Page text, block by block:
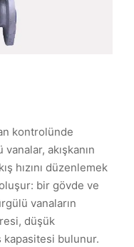
kontrolünde
akışkanın
hızını düzenlemek
bir gövde ve
vanaların
düşük
kapasitesi bulunur.